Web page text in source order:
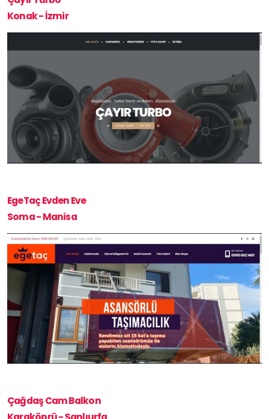
Konak - İzmir
EgeTaç Evden Eve
Soma - Manisa
Çağdaş Cam Balkon